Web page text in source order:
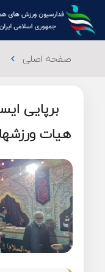
صفحه اصلی chevron_left
برپایی
هیات
طناب بازی
فوتبال
والیبال
تکواندو